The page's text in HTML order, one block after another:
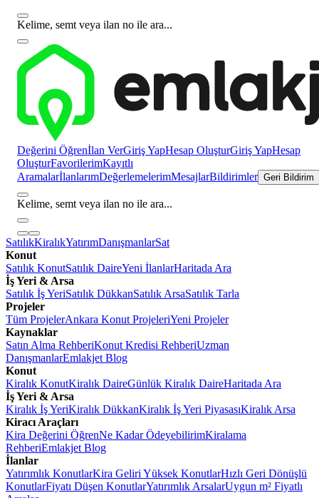
Kelime, semt veya ilan no ile ara...
Değerini Öğrenİlan VerGiriş YapHesap OluşturGiriş YapHesap
OluşturFavorilerimKayıtlı
AramalarİlanlarımDeğerlemelerimMesajlarBildirimler Geri Bildirim
Kelime, semt veya ilan no ile ara...
SatılıkKiralıkYatırımDanışmanlarSat
Konut
Satılık KonutSatılık DaireYeni İlanlarHaritada Ara
İş Yeri & Arsa
Satılık İş YeriSatılık DükkanSatılık ArsaSatılık Tarla
Projeler
Tüm ProjelerAnkara Konut ProjeleriYeni Projeler
Kaynaklar
Satın Alma RehberiKonut Kredisi RehberiUzman
DanışmanlarEmlakjet Blog
Konut
Kiralık KonutKiralık DaireGünlük Kiralık DaireHaritada Ara
İş Yeri & Arsa
Kiralık İş YeriKiralık DükkanKiralık İş Yeri PiyasasıKiralık Arsa
Kiracı Araçları
Kira Değerini ÖğrenNe Kadar ÖdeyebilirimKiralama
RehberiEmlakjet Blog
İlanlar
Yatırımlık KonutlarKira Geliri Yüksek KonutlarHızlı Geri Dönüşlü
KonutlarFiyatı Düşen KonutlarYatırımlık ArsalarUygun m² Fiyatlı